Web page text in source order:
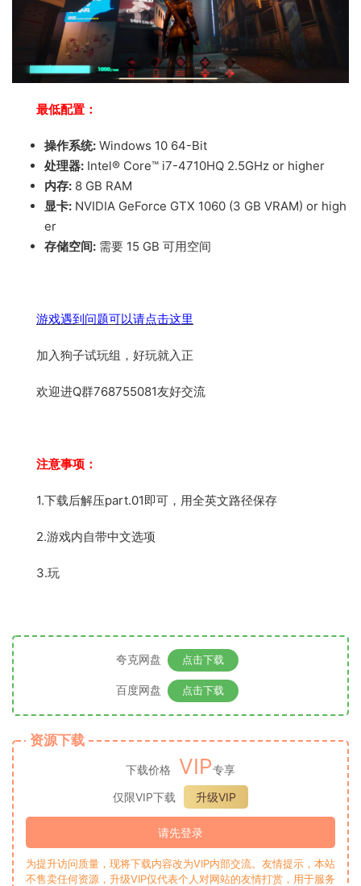
最低配置：
操作系统: Windows 10 64-Bit
处理器: Intel® Core™ i7-4710HQ 2.5GHz or higher
内存: 8 GB RAM
显卡: NVIDIA GeForce GTX 1060 (3 GB VRAM) or high
er
存储空间: 需要 15 GB 可用空间
游戏遇到问题可以请点击这里
加入狗子试玩组，好玩就入正
欢迎进Q群768755081友好交流
注意事项：
1.下载后解压part.01即可，用全英文路径保存
2.游戏内自带中文选项
3.玩
夸克网盘 点击下载
百度网盘 点击下载
资源下载
下载价格 VIP专享
仅限VIP下载
升级VIP
请先登录
为提升访问质量，现将下载内容改为VIP内部交流。友情提示，本站
不售卖任何资源，升级VIP仅代表个人对网站的友情打赏，用于服务